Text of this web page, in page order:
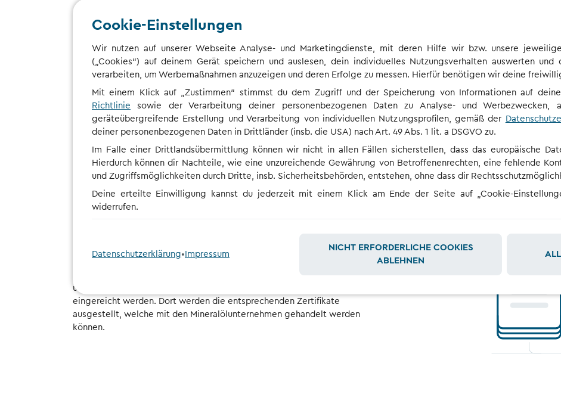
Was genau passiert nach meinem
Erfahre hier, wie aus deinem Antrag und deinem Fahrzeugschein eine THG-Prämie
anderer Kunden
uns darum, dass die Anträge gesammelt beim Umweltbundesamt
eingereicht werden. Dort werden die entsprechenden Zertifikate
ausgestellt, welche mit den Mineralölunternehmen gehandelt werden
können.
Cookie-Einstellungen
Wir nutzen auf unserer Webseite Analyse- und Marketingdienste, mit deren Hilfe wir bzw. unsere
(„Cookies“) auf deinem Gerät speichern und auslesen, dein individuelles Nutzungsverhalten auswerten und
verarbeiten, um Werbemaßnahmen anzuzeigen und deren Erfolge zu messen. Hierfür benötigen wir deine
Mit einem Klick auf „Zustimmen“ stimmst du dem Zugriff und der Speicherung von Informationen auf
Richtlinie sowie der Verarbeitung deiner personenbezogenen Daten zu Analyse- und Werbezwecken,
geräteübergreifende Erstellung und Verarbeitung von individuellen Nutzungsprofilen, gemäß der
deiner personenbezogenen Daten in Drittländer (insb. die USA) nach Art. 49 Abs. 1 lit. a DSGVO zu.
Im Falle einer Drittlandsübermittlung können wir nicht in allen Fällen sicherstellen, dass das europäische
Hierdurch können dir Nachteile, wie eine unzureichende Gewährung von Betroffenenrechten, eine fehlende
und Zugriffsmöglichkeiten durch Dritte, insb. Sicherheitsbehörden, entstehen, ohne dass dir
Deine erteilte Einwilligung kannst du jederzeit mit einem Klick am Ende der Seite auf „Cookie-
widerrufen.
NICHT ERFORDERLICHE COOKIES
ABLEHNEN
Datenschutzerklärung• Impressum